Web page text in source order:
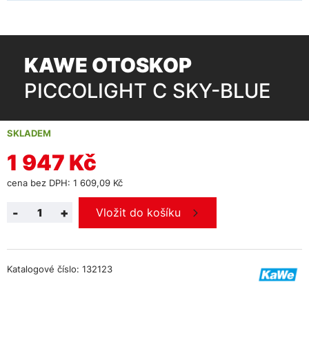
KAWE OTOSKOP
PICCOLIGHT C SKY-BLUE
SKLADEM
1 947 Kč
cena bez DPH: 1 609,09 Kč
+
- Vložit do košíku
Katalogové číslo: 132123